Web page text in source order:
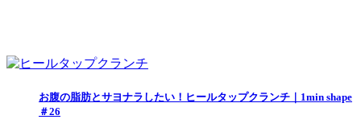
お腹の脂肪とサヨナラしたい！ヒールタップクランチ｜1min shape
＃26